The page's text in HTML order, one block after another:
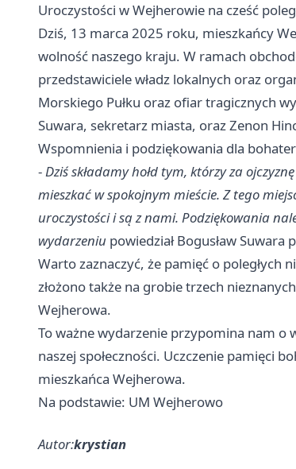
Uroczystości w Wejherowie na cześć
Dziś, 13 marca 2025 roku, mieszkańcy
wolność naszego kraju. W ramach
przedstawiciele władz lokalnych oraz
Morskiego Pułku oraz ofiar tragicznych
Suwara, sekretarz miasta, oraz Zenon
Wspomnienia i podziękowania dla
-Dziś składamy hołd tym, którzy za
mieszkać w spokojnym mieście. Z tego
uroczystości i są z nami. Podziękowania
wydarzeniu powiedział Bogusław Suwara
Warto zaznaczyć, że pamięć o poległych
złożono także na grobie trzech
Wejherowa.
To ważne wydarzenie przypomina nam
naszej społeczności. Uczczenie pamięci
mieszkańca Wejherowa.
Na podstawie: UM Wejherowo
Autor:krystian